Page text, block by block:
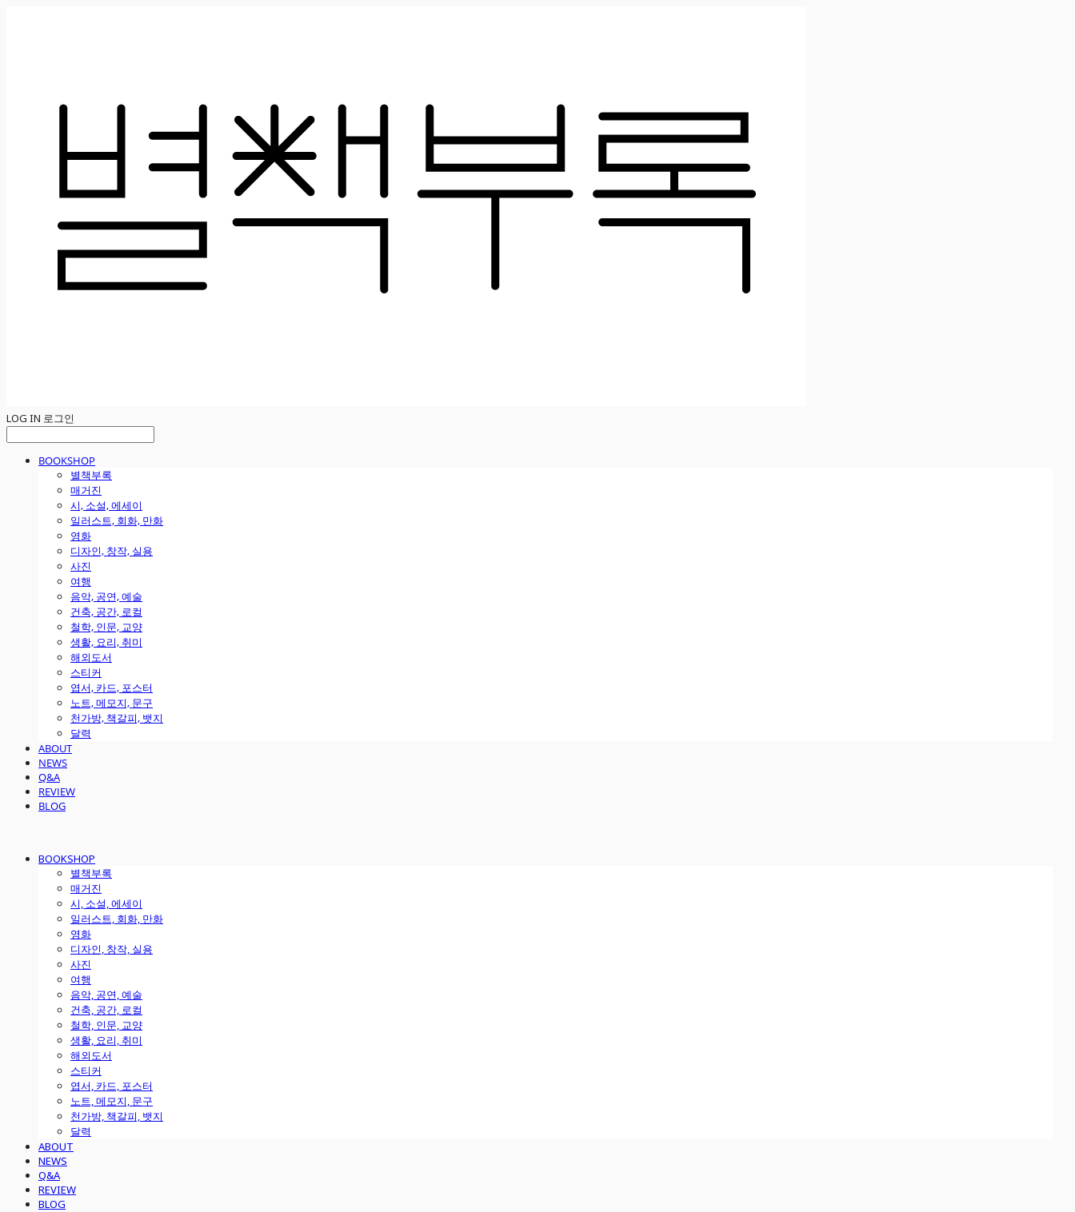
LOG IN 로그인
BOOKSHOP
별책부록
매거진
시, 소설, 에세이
일러스트, 회화, 만화
영화
디자인, 창작, 실용
사진
여행
음악, 공연, 예술
건축, 공간, 로컬
철학, 인문, 교양
생활, 요리, 취미
해외도서
스티커
엽서, 카드, 포스터
노트, 메모지, 문구
천가방, 책갈피, 뱃지
달력
ABOUT
NEWS
Q&A
REVIEW
BLOG
BOOKSHOP
별책부록
매거진
시, 소설, 에세이
일러스트, 회화, 만화
영화
디자인, 창작, 실용
사진
여행
음악, 공연, 예술
건축, 공간, 로컬
철학, 인문, 교양
생활, 요리, 취미
해외도서
스티커
엽서, 카드, 포스터
노트, 메모지, 문구
천가방, 책갈피, 뱃지
달력
ABOUT
NEWS
Q&A
REVIEW
BLOG